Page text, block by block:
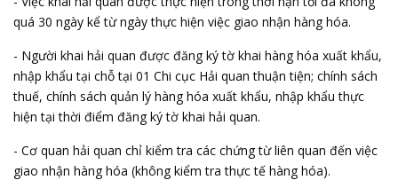
quá 30 ngày kể từ ngày thực hiện việc giao nhận hàng hóa.
- Người khai hải quan được đăng ký tờ khai hàng hóa xuất khẩu,
nhập khẩu tại chỗ tại 01 Chi cục Hải quan thuận tiện; chính sách
thuế, chính sách quản lý hàng hóa xuất khẩu, nhập khẩu thực
hiện tại thời điểm đăng ký tờ khai hải quan.
- Cơ quan hải quan chỉ kiểm tra các chứng từ liên quan đến việc
giao nhận hàng hóa (không kiểm tra thực tế hàng hóa).